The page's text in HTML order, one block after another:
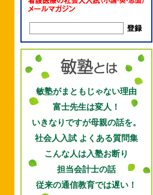
敏塾がまともじゃない理由
富士先生は変人！
いきなりですが母親の話を。
社会人入試 よくある質問集
こんな人は入塾お断り
担当会計士の話
従来の通信教育では遅い！